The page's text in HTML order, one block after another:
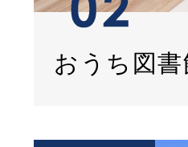
おうち図